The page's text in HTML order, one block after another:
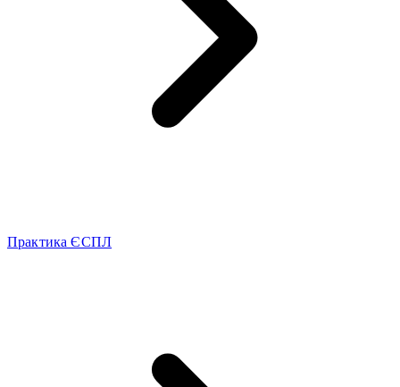
Практика ЄСПЛ